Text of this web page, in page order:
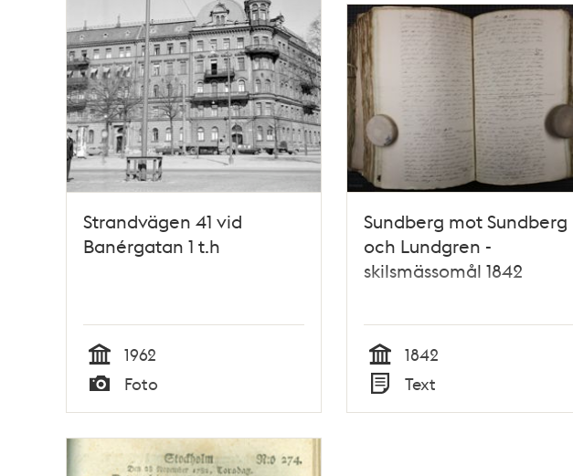
Strandvägen 41 vid
Banérgatan 1 t.h
Tid
1962
Typ
Foto
Sundberg mot Sundberg
och Lundgren -
skilsmässomål 1842
Tid
1842
Typ
Text